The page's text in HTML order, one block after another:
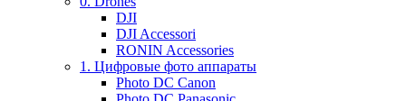
DJI
DJI Accessori
RONIN Accessories
1. Цифровые фото аппараты
Photo DC Canon